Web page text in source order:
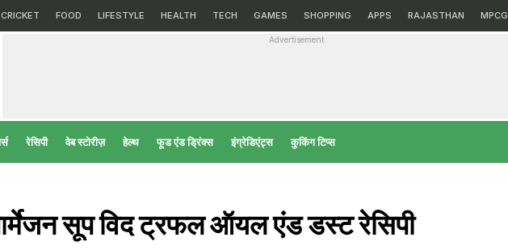
CRICKET FOOD LIFESTYLE HEALTH TECH GAMES SHOPPING APPS RAJASTHAN MPCG
Advertisement
रेसिपी वेब स्टोरीज़ हेल्‍थ फूड एंड ड्रिंक्स इंग्रेडिएंट्स कुकिंग टिप्स
सूप विद ट्रफल ऑयल एंड डस्ट रेसिपी